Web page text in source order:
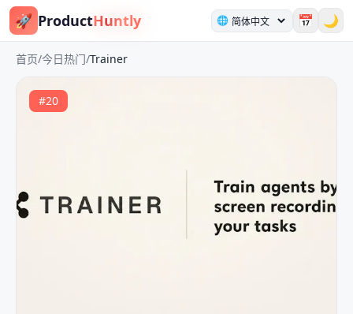
🚀 ProductHuntly 🌐 📅 🌙
首页/今日热门/Trainer
#20